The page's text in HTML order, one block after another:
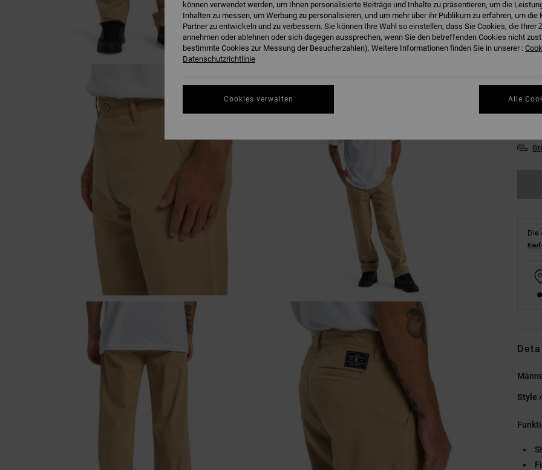
28/
Die
Style
können verwendet werden, um Ihnen personalisierte Beiträge und Inhalte zu präsentieren, um die
Inhalten zu messen, um Werbung zu personalisieren, und um mehr über ihr Publikum zu erfahren, um die
Partner zu entwickeln und zu verbessern. Sie können Ihre Wahl so einstellen, dass Sie Cookies, die Ihrer
annehmen oder ablehnen oder sich dagegen aussprechen, wenn Sie den betreffenden Cookies nicht
bestimmte Cookies zur Messung der Besucherzahlen). Weitere Informationen finden Sie in unserer :
Datenschutzrichtlinie
Cookies verwalten Alle